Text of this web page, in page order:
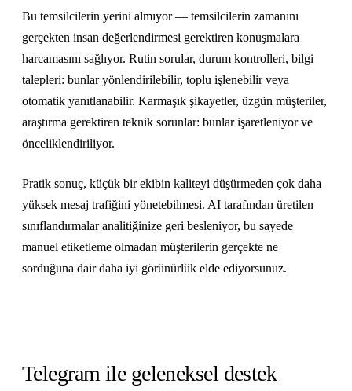
Bu temsilcilerin yerini almıyor — temsilcilerin zamanını
gerçekten insan değerlendirmesi gerektiren konuşmalara
harcamasını sağlıyor. Rutin sorular, durum kontrolleri, bilgi
talepleri: bunlar yönlendirilebilir, toplu işlenebilir veya
otomatik yanıtlanabilir. Karmaşık şikayetler, üzgün müşteriler,
araştırma gerektiren teknik sorunlar: bunlar işaretleniyor ve
önceliklendiriliyor.
Pratik sonuç, küçük bir ekibin kaliteyi düşürmeden çok daha
yüksek mesaj trafiğini yönetebilmesi. AI tarafından üretilen
sınıflandırmalar analitiğinize geri besleniyor, bu sayede
manuel etiketleme olmadan müşterilerin gerçekte ne
sorduğuna dair daha iyi görünürlük elde ediyorsunuz.
Telegram ile geleneksel destek